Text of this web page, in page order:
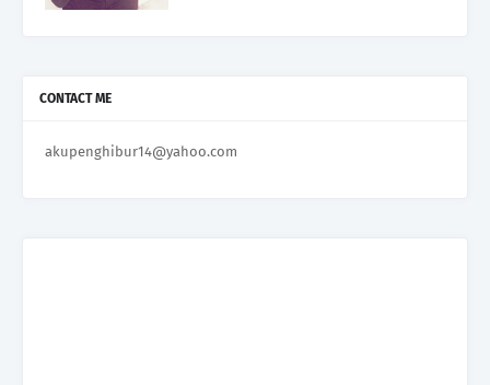
CONTACT ME
akupenghibur14@yahoo.com